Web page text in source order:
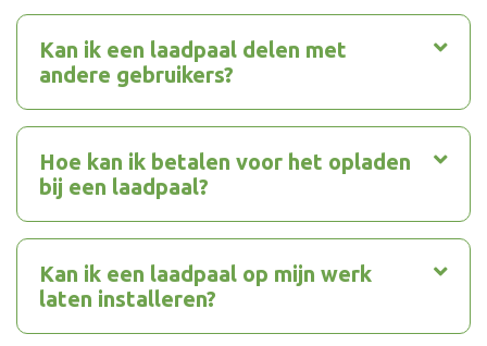
Kan ik een laadpaal delen met
andere gebruikers?
Hoe kan ik betalen voor het opladen
bij een laadpaal?
Kan ik een laadpaal op mijn werk
laten installeren?